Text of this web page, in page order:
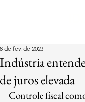
Indústria
de juros elevada
8 de fev. de 2023
Controle fiscal